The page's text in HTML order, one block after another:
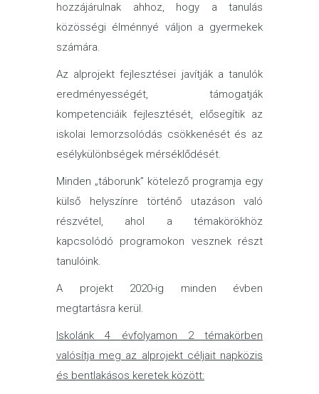
hozzájárulnak ahhoz, hogy a tanulás
közösségi élménnyé váljon a gyermekek
számára.
Az alprojekt fejlesztései javítják a tanulók
eredményességét, támogatják
kompetenciáik fejlesztését, elősegítik az
iskolai lemorzsolódás csökkenését és az
esélykülönbségek mérséklődését.
Minden „táborunk” kötelező programja egy
külső helyszínre történő utazáson való
részvétel, ahol a témakörökhöz
kapcsolódó programokon vesznek részt
tanulóink.
A projekt 2020-ig minden évben
megtartásra kerül.
Iskolánk 4 évfolyamon 2 témakörben
valósítja meg az alprojekt céljait napközis
és bentlakásos keretek között: